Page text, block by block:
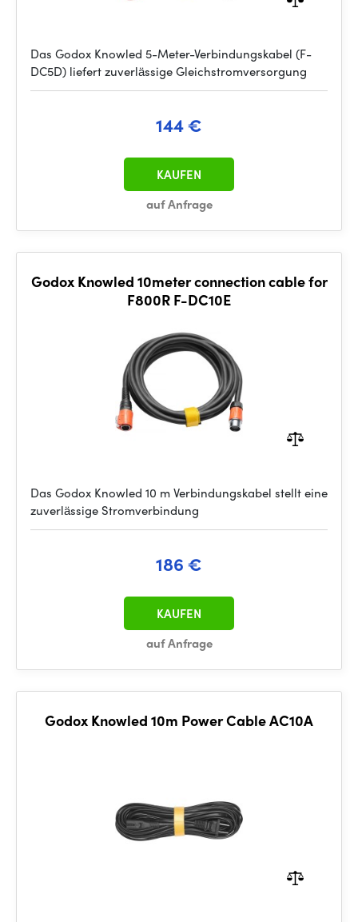
Das Godox Knowled 5-Meter-Verbindungskabel (F-
DC5D) liefert zuverlässige Gleichstromversorgung
144 €
auf Anfrage
KAUFEN
Godox Knowled 10meter connection cable for
F800R F-DC10E
Das Godox Knowled 10 m Verbindungskabel stellt eine
zuverlässige Stromverbindung
186 €
auf Anfrage
KAUFEN
Godox Knowled 10m Power Cable AC10A